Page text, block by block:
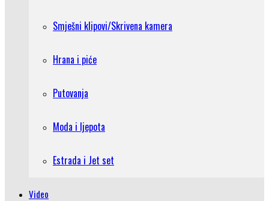
Smješni klipovi/Skrivena kamera
Hrana i piće
Putovanja
Moda i ljepota
Estrada i Jet set
Video